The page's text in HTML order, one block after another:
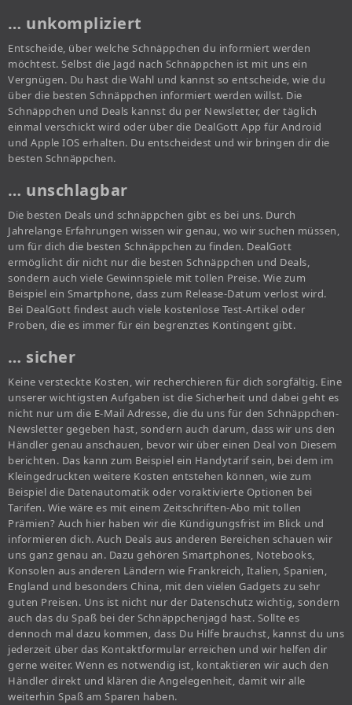
… unkompliziert
Entscheide, über welche Schnäppchen du informiert werden
möchtest. Selbst die Jagd nach Schnäppchen ist mit uns ein
Vergnügen. Du hast die Wahl und kannst so entscheide, wie du
über die besten Schnäppchen informiert werden willst. Die
Schnäppchen und Deals kannst du per Newsletter, der täglich
einmal verschickt wird oder über die DealGott App für Android
und Apple IOS erhalten. Du entscheidest und wir bringen dir die
besten Schnäppchen.
… unschlagbar
Die besten Deals und schnäppchen gibt es bei uns. Durch
Jahrelange Erfahrungen wissen wir genau, wo wir suchen müssen,
um für dich die besten Schnäppchen zu finden. DealGott
ermöglicht dir nicht nur die besten Schnäppchen und Deals,
sondern auch viele Gewinnspiele mit tollen Preise. Wie zum
Beispiel ein Smartphone, dass zum Release-Datum verlost wird.
Bei DealGott findest auch viele kostenlose Test-Artikel oder
Proben, die es immer für ein begrenztes Kontingent gibt.
… sicher
Keine versteckte Kosten, wir recherchieren für dich sorgfältig. Eine
unserer wichtigsten Aufgaben ist die Sicherheit und dabei geht es
nicht nur um die E-Mail Adresse, die du uns für den Schnäppchen-
Newsletter gegeben hast, sondern auch darum, dass wir uns den
Händler genau anschauen, bevor wir über einen Deal von Diesem
berichten. Das kann zum Beispiel ein Handytarif sein, bei dem im
Kleingedruckten weitere Kosten entstehen können, wie zum
Beispiel die Datenautomatik oder voraktivierte Optionen bei
Tarifen. Wie wäre es mit einem Zeitschriften-Abo mit tollen
Prämien? Auch hier haben wir die Kündigungsfrist im Blick und
informieren dich. Auch Deals aus anderen Bereichen schauen wir
uns ganz genau an. Dazu gehören Smartphones, Notebooks,
Konsolen aus anderen Ländern wie Frankreich, Italien, Spanien,
England und besonders China, mit den vielen Gadgets zu sehr
guten Preisen. Uns ist nicht nur der Datenschutz wichtig, sondern
auch das du Spaß bei der Schnäppchenjagd hast. Sollte es
dennoch mal dazu kommen, dass Du Hilfe brauchst, kannst du uns
jederzeit über das Kontaktformular erreichen und wir helfen dir
gerne weiter. Wenn es notwendig ist, kontaktieren wir auch den
Händler direkt und klären die Angelegenheit, damit wir alle
weiterhin Spaß am Sparen haben.